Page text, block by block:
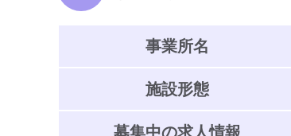
事業所名
施設形態
募集中の求人情報